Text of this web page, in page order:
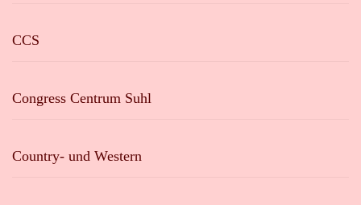
CCS
Congress Centrum Suhl
Country- und Western